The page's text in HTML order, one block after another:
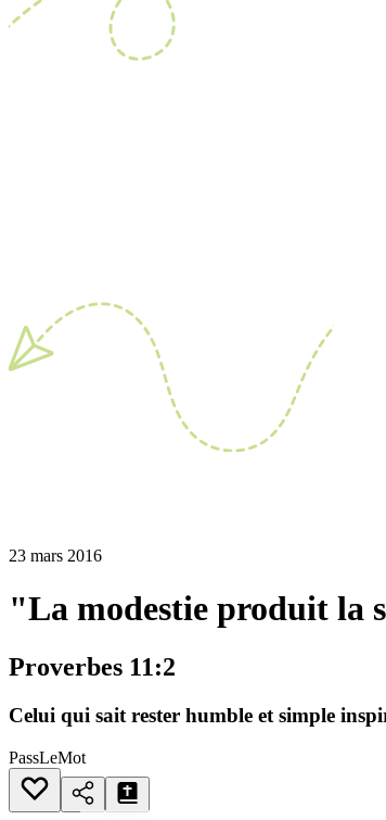
23 mars 2016
"La modestie produit la
Proverbes 11:2
Celui qui sait rester humble et simple
PassLeMot